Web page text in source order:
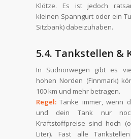
Klötze. Es ist jedoch
kleinen Spanngurt oder ein
Sitzbank) dabeizuhaben.
5.4. Tankstellen &
In Südnorwegen gibt es
hohen Norden (Finnmark)
100 km und mehr betragen.
Regel:Tanke immer, wenn
und dein Tank nur
Kraftstoffpreise sind hoch
Liter). Fast alle